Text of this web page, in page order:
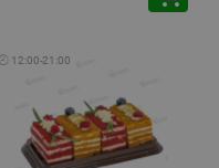
12:00-21:00